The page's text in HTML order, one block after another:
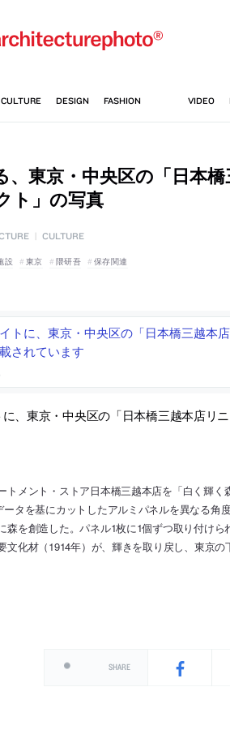
、東京・中央区の「日本
ト」の写真
CULTURE
設 東京 隈研吾 保存関連
トに、東京・中央区の「日本橋三越本
されています
、東京・中央区の「日本橋三越本店リ
トメント・ストア日本橋三越本店を「白く輝く
ータを基にカットしたアルミパネルを異なる角
森を創造した。パネル1枚に1個ずつ取り付けら
文化材（1914年）が、輝きを取り戻し、東京の
SHARE